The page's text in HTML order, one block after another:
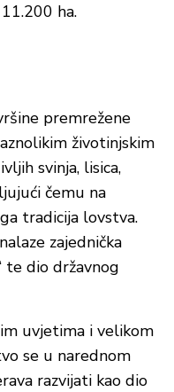
ha.
premrežene
životinjskim
svinja, lisica,
čemu na
tradicija lovstva.
zajednička
te dio državnog
uvjetima i velikom
se u narednom
razvijati kao dio